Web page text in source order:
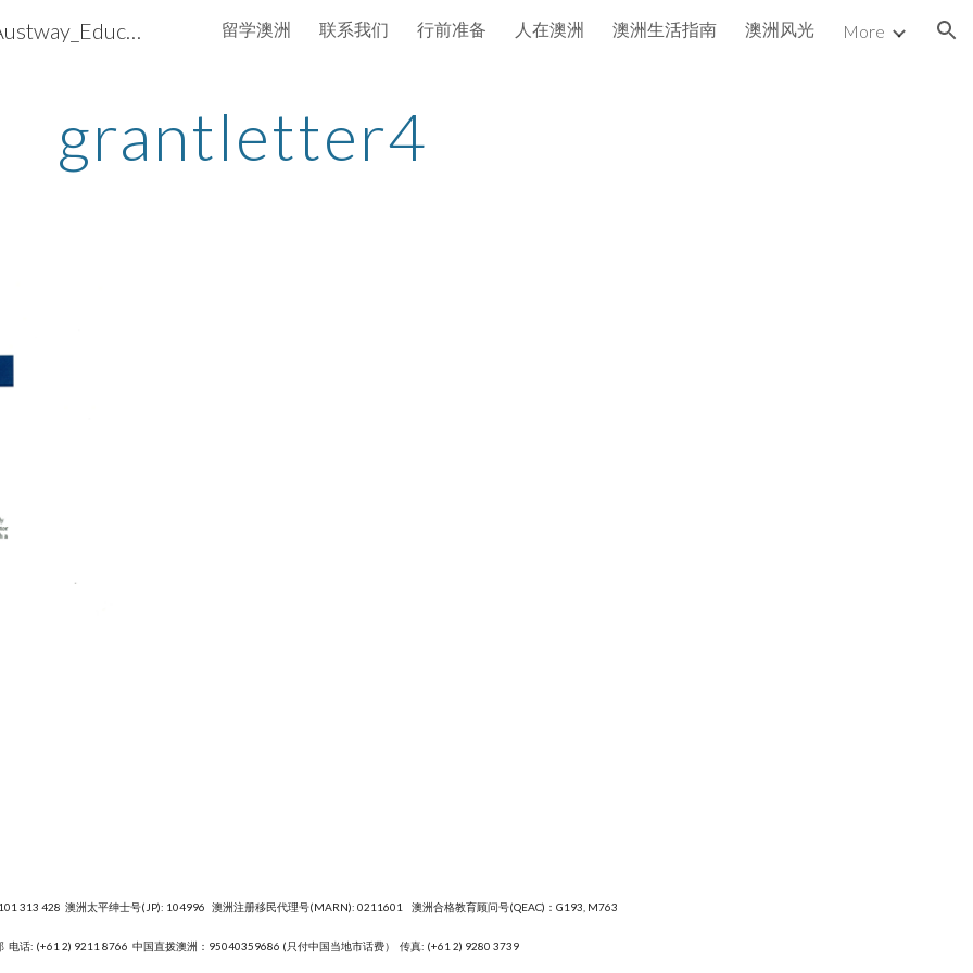
to main content Skip to navigation
澳洲通国际－留学澳洲 iAustway_Education 留学澳洲 联系我们 行前准备 人在澳洲 澳洲生活指南 澳洲风光 More
grantletter4
313 428 澳洲太平绅士号(JP): 104996 澳洲注册移民代理号(MARN): 0211601 澳洲合格教育顾问号(QEAC)：G193, M763
电话: (+61 2) 9211 8766 中国直拨澳洲：95040359686 (只付中国当地市话费） 传真: (+61 2) 9280 3739